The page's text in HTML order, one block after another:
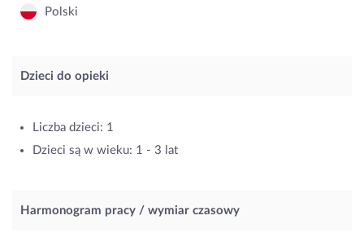
Polski
Dzieci do opieki
Liczba dzieci: 1
Dzieci są w wieku: 1 - 3 lat
Harmonogram pracy / wymiar czasowy